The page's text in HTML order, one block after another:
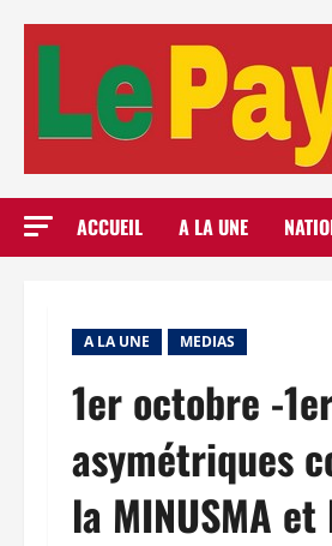
ACCUEIL A LA UNE
A LA UNE MEDIAS
1er octobre -
asymétriques
la MINUSMA